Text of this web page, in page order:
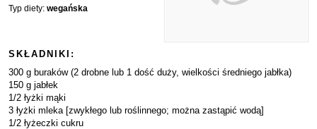
Typ diety: wegańska
SKŁADNIKI:
300 g buraków (2 drobne lub 1 dość duży, wielkości średniego jabłka)
150 g jabłek
1/2 łyżki mąki
3 łyżki mleka [zwykłego lub roślinnego; można zastąpić wodą]
1/2 łyżeczki cukru